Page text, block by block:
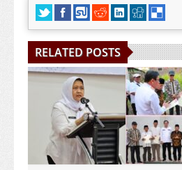
RELATED POSTS